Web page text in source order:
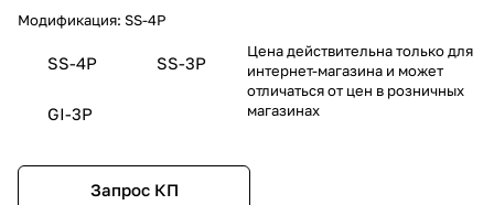
Модификация: SS-4P
SS-4P SS-3P
GI-3P
Запрос КП
Цена действительна только для
интернет-магазина и может
отличаться от цен в розничных
магазинах